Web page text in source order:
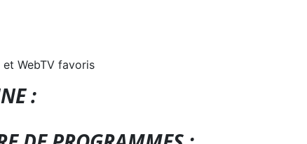
WebTV favoris
: